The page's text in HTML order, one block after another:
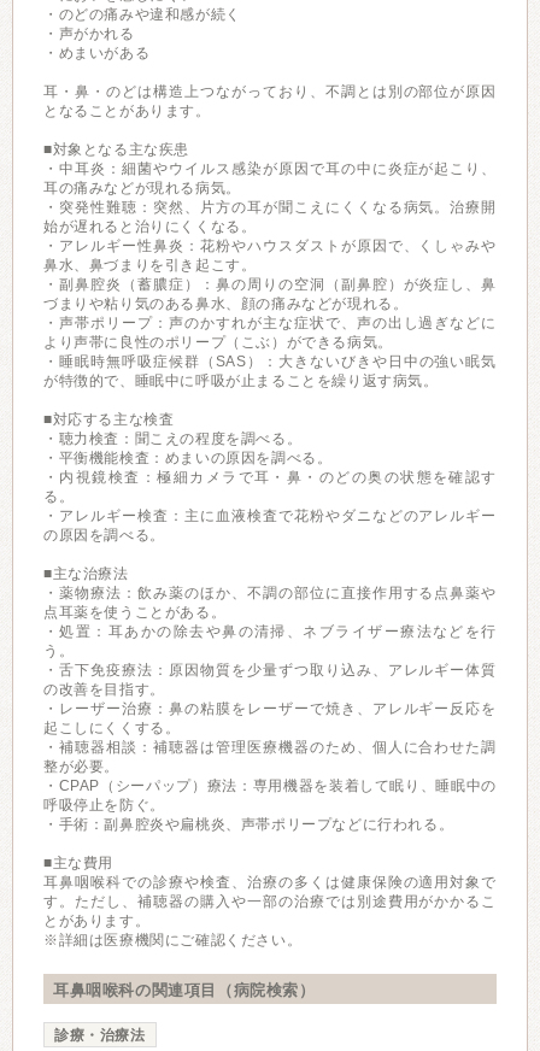
・のどの痛みや違和感が続く
・声がかれる
・めまいがある
耳・鼻・のどは構造上つながっており、不調とは別の部位が原因
となることがあります。
■対象となる主な疾患
・中耳炎：細菌やウイルス感染が原因で耳の中に炎症が起こり、
耳の痛みなどが現れる病気。
・突発性難聴：突然、片方の耳が聞こえにくくなる病気。治療開
始が遅れると治りにくくなる。
・アレルギー性鼻炎：花粉やハウスダストが原因で、くしゃみや
鼻水、鼻づまりを引き起こす。
・副鼻腔炎（蓄膿症）：鼻の周りの空洞（副鼻腔）が炎症し、鼻
づまりや粘り気のある鼻水、顔の痛みなどが現れる。
・声帯ポリープ：声のかすれが主な症状で、声の出し過ぎなどに
より声帯に良性のポリープ（こぶ）ができる病気。
・睡眠時無呼吸症候群（SAS）：大きないびきや日中の強い眠気
が特徴的で、睡眠中に呼吸が止まることを繰り返す病気。
■対応する主な検査
・聴力検査：聞こえの程度を調べる。
・平衡機能検査：めまいの原因を調べる。
・内視鏡検査：極細カメラで耳・鼻・のどの奥の状態を確認す
る。
・アレルギー検査：主に血液検査で花粉やダニなどのアレルギー
の原因を調べる。
■主な治療法
・薬物療法：飲み薬のほか、不調の部位に直接作用する点鼻薬や
点耳薬を使うことがある。
・処置：耳あかの除去や鼻の清掃、ネブライザー療法などを行
う。
・舌下免疫療法：原因物質を少量ずつ取り込み、アレルギー体質
の改善を目指す。
・レーザー治療：鼻の粘膜をレーザーで焼き、アレルギー反応を
起こしにくくする。
・補聴器相談：補聴器は管理医療機器のため、個人に合わせた調
整が必要。
・CPAP（シーパップ）療法：専用機器を装着して眠り、睡眠中の
呼吸停止を防ぐ。
・手術：副鼻腔炎や扁桃炎、声帯ポリープなどに行われる。
■主な費用
耳鼻咽喉科での診療や検査、治療の多くは健康保険の適用対象で
す。ただし、補聴器の購入や一部の治療では別途費用がかかるこ
とがあります。
※詳細は医療機関にご確認ください。
耳鼻咽喉科の関連項目（病院検索）
診療・治療法